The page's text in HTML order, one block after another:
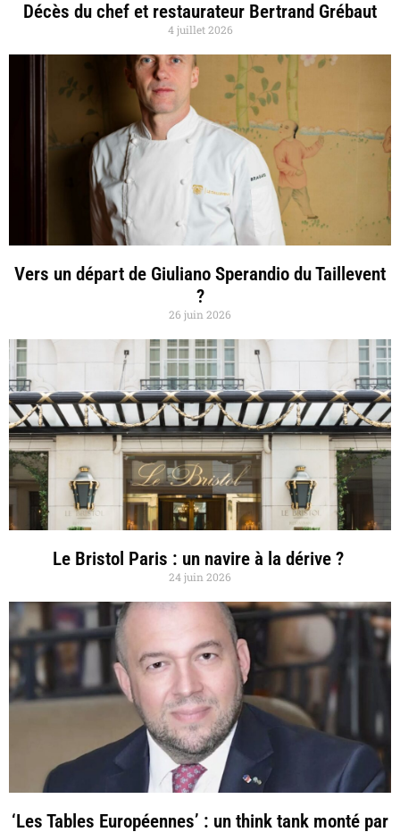
Décès du chef et restaurateur Bertrand Grébaut
4 juillet 2026
Vers un départ de Giuliano Sperandio du Taillevent
?
26 juin 2026
Le Bristol Paris : un navire à la dérive ?
24 juin 2026
‘Les Tables Européennes’ : un think tank monté par